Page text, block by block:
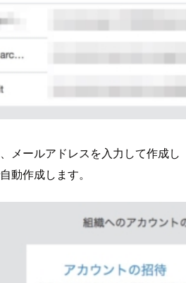
メールアドレスを入力して作成し
動作成します。